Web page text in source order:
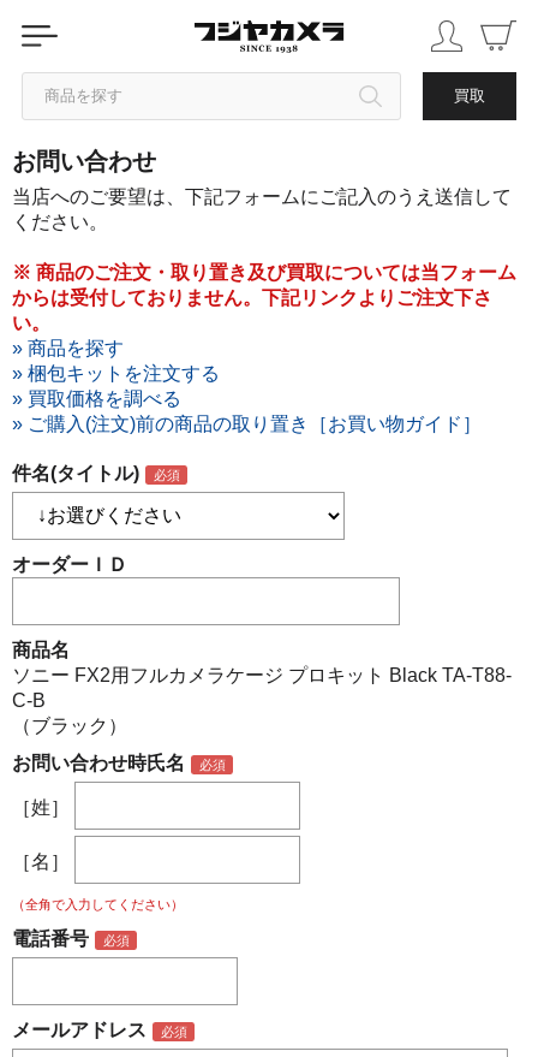
商品を探す 買取
カテゴリから探す
ブランドから探す
中古品を探す
お問い合わせ
当店へのご要望は、下記フォームにご記入のうえ送信して
ください。
※ 商品のご注文・取り置き及び買取については当フォーム
からは受付しておりません。下記リンクよりご注文下さ
い。
» 商品を探す
» 梱包キットを注文する
» 買取価格を調べる
» ご購入(注文)前の商品の取り置き［お買い物ガイド］
件名(タイトル)
オーダーＩＤ
商品名
ソニー FX2用フルカメラケージ プロキット Black TA-T88-
C-B
（ブラック）
お問い合わせ時氏名
［姓］
［名］
（全角で入力してください）
電話番号
メールアドレス